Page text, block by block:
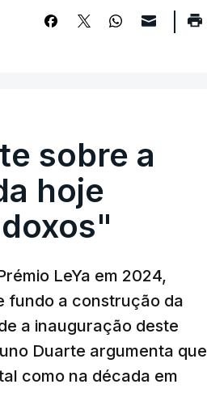
sobre a
hoje
LeYa em 2024,
fundo a construção da
a inauguração deste
Duarte argumenta que
como na década em